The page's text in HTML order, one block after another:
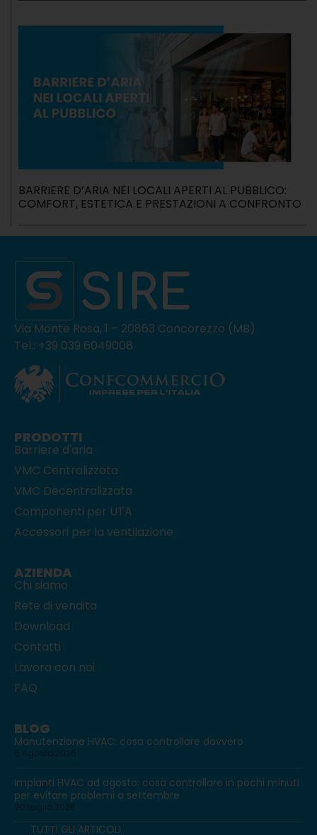
BARRIERE D’ARIA NEI LOCALI APERTI AL PUBBLICO:
COMFORT, ESTETICA E PRESTAZIONI A CONFRONTO
Via Monte Rosa, 1 – 20863 Concorezzo (MB)
Tel.: +39 039 6049008
PRODOTTI
Barriere d'aria
VMC Centralizzata
VMC Decentralizzata
Componenti per UTA
Accessori per la ventilazione
AZIENDA
Chi siamo
Rete di vendita
Download
Contatti
Lavora con noi
FAQ
BLOG
Manutenzione HVAC: cosa controllare davvero
Impianti HVAC ad agosto: cosa controllare in pochi minuti
per evitare problemi a settembre
TUTTI GLI ARTICOLI